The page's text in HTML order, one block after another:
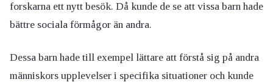
forskarna ett nytt besök. Då kunde de se att vissa barn hade
bättre sociala förmågor än andra.
Dessa barn hade till exempel lättare att förstå sig på andra
människors upplevelser i specifika situationer och kunde